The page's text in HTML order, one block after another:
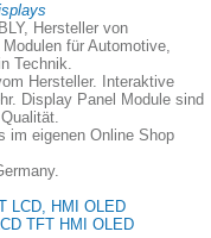
Hersteller von
für Automotive,
Technik.
Hersteller. Interaktive
Display Panel Module sind
im eigenen Online Shop
LCD, HMI OLED
TFT HMI OLED